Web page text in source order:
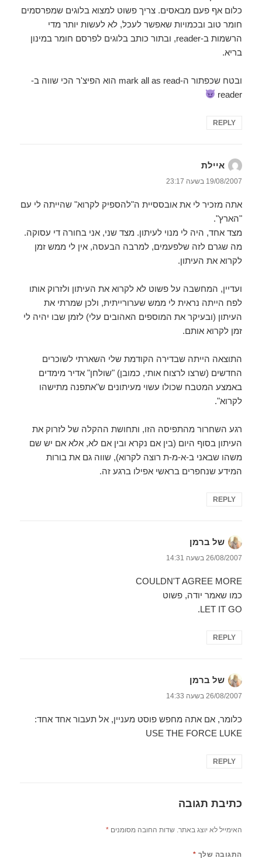
כלום אף פעם מבאסים. צריך פשוט למצוא בלוגים שמפרסמים
חומר טוב ובכמויות שאפשר לעכל, לא לעשות יותר מדי
הרשמות ב-reader, ובתור כותב בלוגים לפרסם חומר במינון
בריא.
ובטח שכפתור ה-mark all as read הוא הפיצ'ר הכי שווה ב-
reader
REPLY
איילת
19/08/2007 בשעה 23:17
אתה מזכיר לי את אובססיית ה"להספיק לקרוא" שהייתה לי עם
"הארץ".
מצד אחד, היה לי מנוי לעיתון. מצד שני, אני בחורה די עסוקה.
מה שגרם לזה שלפעמים, למרבה הבעסה, אין לי ממש זמן
לקרוא את העיתון.
ועדיין, המחשבה על פשוט לא לקרוא את העיתון ולזרוק אותו
לפח הייתה נראית לי ממש שערורייתית, ולכן שמרתי את
העיתון (ובעיקר את המוספים האהובים עלי) לזמן שבו יהיה לי
זמן לקרוא אותם.
התוצאה הייתה שבדירה הקודמת שלי השארתי לשוכרים
החדשים (שרצו לרצוח אותי, כמובן) "שולחן" אדיר מימדים
באמצע המטבח שכולו עשוי מעיתונים ש"אתפנה מתישהו
לקרוא".
רגע השחרור מהתפיסה הזו, ותחושת ההקלה של לזרוק את
העיתון בסוף היום (בין אם נקרא ובין אם לא, אלא אם יש שם
משהו שבאני ב-א-מ-ת רוצה לקרוא), שווה גם את בורות
המידע שנחפרים בראשי אפילו ברגע זה.
REPLY
של ברמן
26/08/2007 בשעה 14:31
COULDN'T AGREE MORE
כמו שאמר יודה, פשוט
LET IT GO.
REPLY
של ברמן
26/08/2007 בשעה 14:33
כלומר, אם אתה מחפש פוסט מעניין, אל תעבור אחד אחד:
USE THE FORCE LUKE
REPLY
כתיבת תגובה
האימייל לא יוצג באתר. שדות החובה מסומנים*
התגובה שלך *